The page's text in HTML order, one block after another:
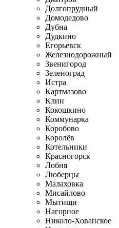
Долгопрудный
Домодедово
Дубна
Дудкино
Егорьевск
Железнодорожный
Звенигород
Зеленоград
Истра
Картмазово
Клин
Кокошкино
Коммунарка
Коробово
Королёв
Котельники
Красногорск
Лобня
Люберцы
Малаховка
Мисайлово
Мытищи
Нагорное
Николо-Хованское